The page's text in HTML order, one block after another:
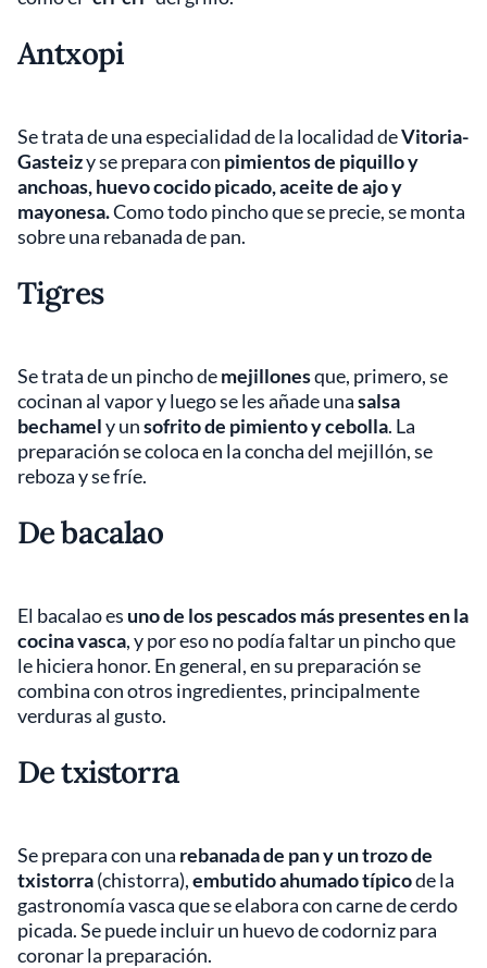
Antxopi
Se trata de una especialidad de la localidad deVitoria-
Gasteizy se prepara con pimientos de piquillo y
anchoas, huevo cocido picado, aceite de ajo y
mayonesa.Como todo pincho que se precie, se monta
sobre una rebanada de pan.
Tigres
Se trata de un pincho demejillonesque, primero, se
cocinan al vapor y luego se les añade unasalsa
bechamely unsofrito de pimiento y cebolla. La
preparación se coloca en la concha del mejillón, se
reboza y se fríe.
De bacalao
El bacalao es uno de los pescados más presentes en la
cocina vasca, y por eso no podía faltar un pincho que
le hiciera honor. En general, en su preparación se
combina con otros ingredientes, principalmente
verduras al gusto.
De txistorra
Se prepara con una rebanada de pan y un trozo de
txistorra(chistorra),embutido ahumado típicode la
gastronomía vasca que se elabora con carne de cerdo
picada. Se puede incluir un huevo de codorniz para
coronar la preparación.